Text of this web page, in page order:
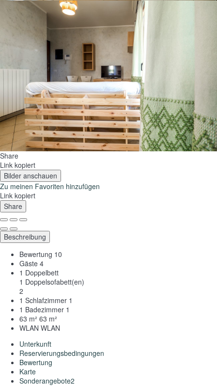
Share
Link kopiert
Bilder anschauen
Zu meinen Favoriten hinzufügen
Link kopiert
Share
Beschreibung
Bewertung 10
Gäste 4
1 Doppelbett
1 Doppelsofabett(en)
2
1 Schlafzimmer 1
1 Badezimmer 1
63 m² 63 m²
WLAN WLAN
Unterkunft
Reservierungsbedingungen
Bewertung
Karte
Sonderangebote2